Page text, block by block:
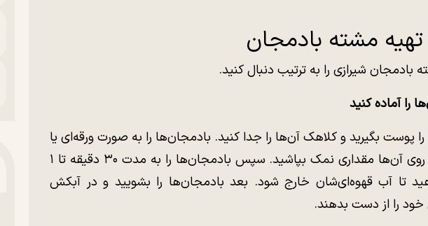
مشته بادمجان
بادمجان شیرازی را به ترتیب دنبال کنید.
را آماده کنید
را پوست بگیرید و کلاهک آن‌ها را جدا کنید. بادمجان‌ها را به صورت ورقه‌ای یا
حلقه‌ای خرد کنید و روی آن‌ها مقداری نمک بپاشید. سپس بادمجان‌ها را به مدت ۳۰ دقیقه تا ۱
تا آب قهوه‌ای‌شان خارج شود. بعد بادمجان‌ها را بشویید و در آبکش
خود را از دست بدهند.